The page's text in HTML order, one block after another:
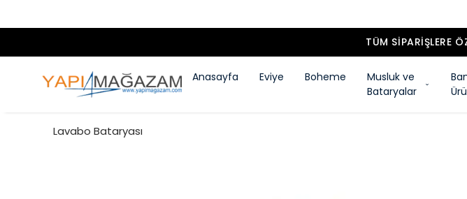
TÜM SIPARIŞLERE
Anasayfa Eviye Boheme
Musluk ve
Bataryalar
Lavabo Bataryası